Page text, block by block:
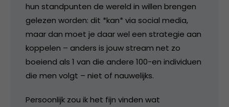
hun standpunten de wereld in willen brengen
gelezen worden: dit *kan* via social media,
maar dan moet je daar wel een strategie aan
koppelen – anders is jouw stream net zo
boeiend als 1 van die andere 100-en individuen
die men volgt – niet of nauwelijks.
Persoonlijk zou ik het fijn vinden wat